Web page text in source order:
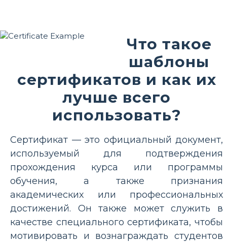
Что такое
шаблоны
сертификатов и как их
лучше всего
использовать?
Сертификат — это официальный документ,
используемый для подтверждения
прохождения курса или программы
обучения, а также признания
академических или профессиональных
достижений. Он также может служить в
качестве специального сертификата, чтобы
мотивировать и вознаграждать студентов